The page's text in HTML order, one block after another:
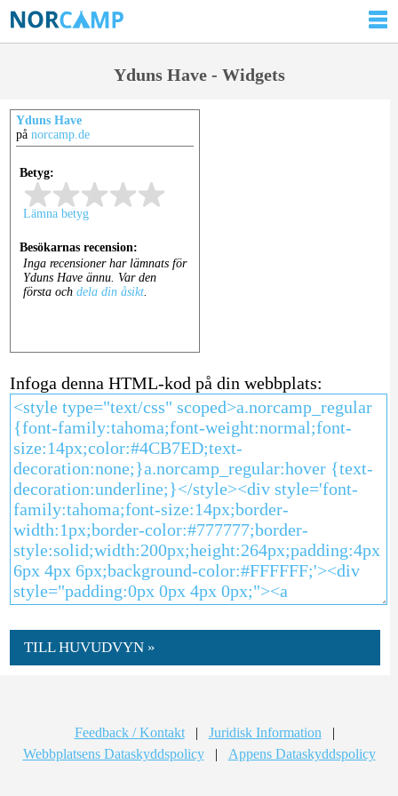
Yduns Have - Widgets
Yduns Have
på norcamp.de
Infoga denna HTML-kod på din webbplats:
TILL HUVUDVYN »
Feedback / Kontakt | Juridisk Information
|
Webbplatsens Dataskyddspolicy
| Appens Dataskyddspolicy